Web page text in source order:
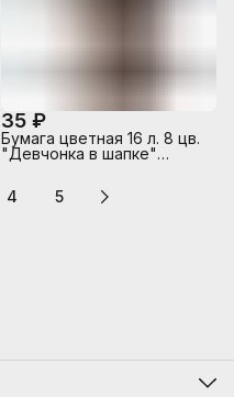
35 ₽
Бумага цветная 16 л. 8 цв.
"Девчонка в шапке"
обложка - полноцветная
4 5